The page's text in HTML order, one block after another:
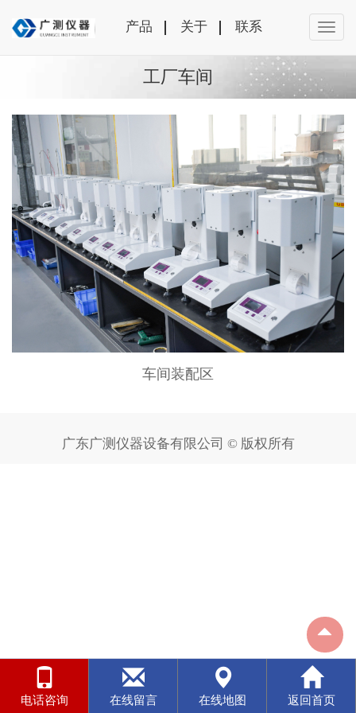
产品 关于 联系
工厂车间
车间装配区
广东广测仪器设备有限公司 © 版权所有
电话咨询 在线留言 在线地图 返回首页